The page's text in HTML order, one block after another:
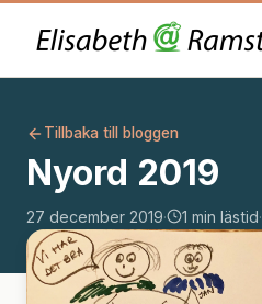
Tillbaka till bloggen
Nyord 2019
27 december 2019· 1 min lästid·